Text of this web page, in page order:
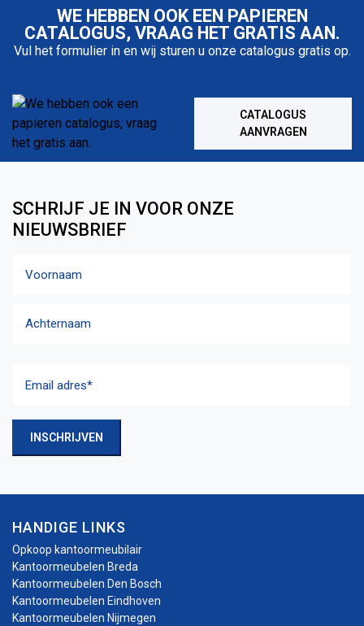
WE HEBBEN OOK EEN PAPIEREN
CATALOGUS, VRAAG HET GRATIS AAN.
Vul het formulier in en wij sturen u onze catalogus gratis op.
CATALOGUS
AANVRAGEN
SCHRIJF JE IN VOOR ONZE
NIEUWSBRIEF
adres(Vereist)
INSCHRIJVEN
HANDIGE LINKS
Opkoop kantoormeubilair
Kantoormeubelen Breda
Kantoormeubelen Den Bosch
Kantoormeubelen Eindhoven
Kantoormeubelen Nijmegen